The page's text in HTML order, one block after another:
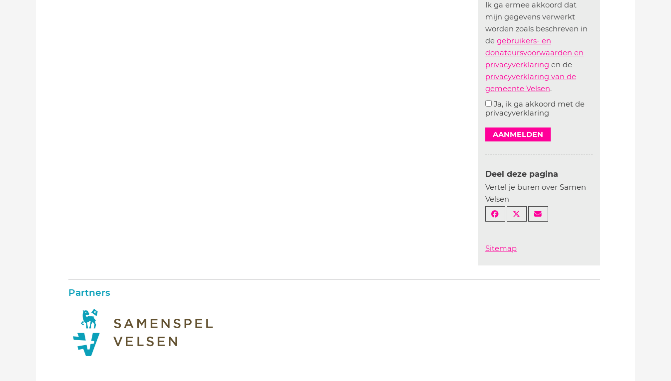
Ik ga ermee akkoord dat
mijn gegevens verwerkt
worden zoals beschreven in
de gebruikers- en
donateursvoorwaarden en
privacyverklaring en de
privacyverklaring van de
gemeente Velsen.
Ja, ik ga akkoord met de
privacyverklaring
AANMELDEN
Deel deze pagina
Vertel je buren over Samen
Velsen
Sitemap
Partners